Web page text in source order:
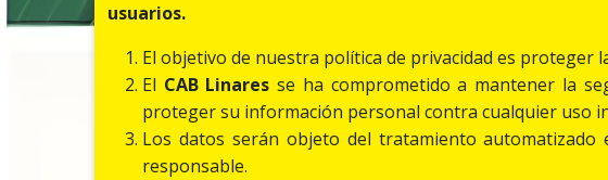
usuarios.
El objetivo de nuestra política de privacidad es proteger
El CAB Linares se ha comprometido a mantener la
proteger su información personal contra cualquier uso
Los datos serán objeto del tratamiento
responsable.